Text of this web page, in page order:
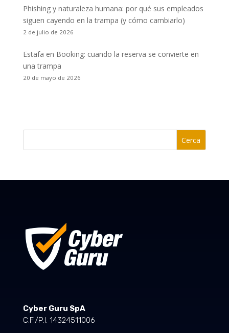
Phishing y naturaleza humana: por qué sus empleados
siguen cayendo en la trampa (y cómo cambiarlo)
2 de julio de 2026
Estafa en Booking: cuando la reserva se convierte en
una trampa
20 de mayo de 2026
Cerca
Cyber Guru SpA
C.F./P.I. 14324511006